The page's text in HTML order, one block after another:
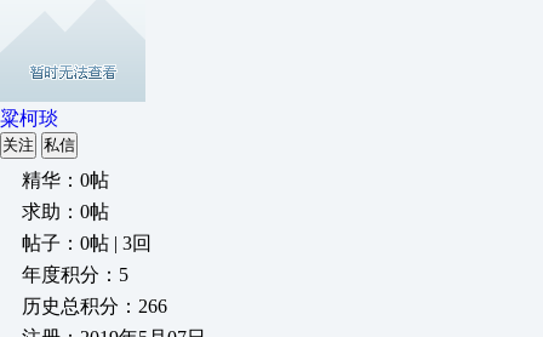
粱柯琰
关注 私信
精华：0帖
求助：0帖
帖子：0帖 | 3回
年度积分：5
历史总积分：266